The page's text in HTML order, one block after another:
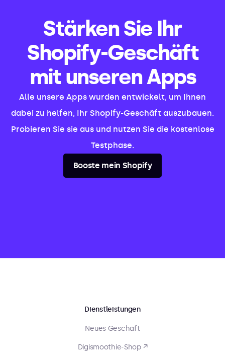
Stärken Sie Ihr
Shopify-Geschäft
mit unseren Apps
Alle unsere Apps wurden entwickelt, um Ihnen
dabei zu helfen, Ihr Shopify-Geschäft auszubauen.
Probieren Sie sie aus und nutzen Sie die kostenlose
Testphase.
Booste mein Shopify
Dienstleistungen
Neues Geschäft
Digismoothie-Shop ↗